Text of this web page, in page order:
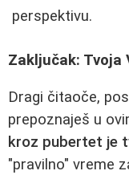
perspektivu.
Zaključak: Tvoja
Dragi čitaoče,
prepoznaješ u
kroz pubertet je
"pravilno" vreme